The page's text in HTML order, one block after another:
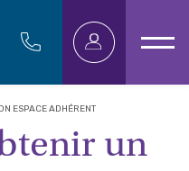
ESPACE ADHÉRENT
un